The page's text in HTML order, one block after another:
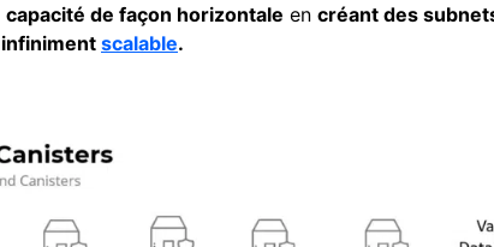
capacité de façon horizontale en créant des
infiniment scalable.